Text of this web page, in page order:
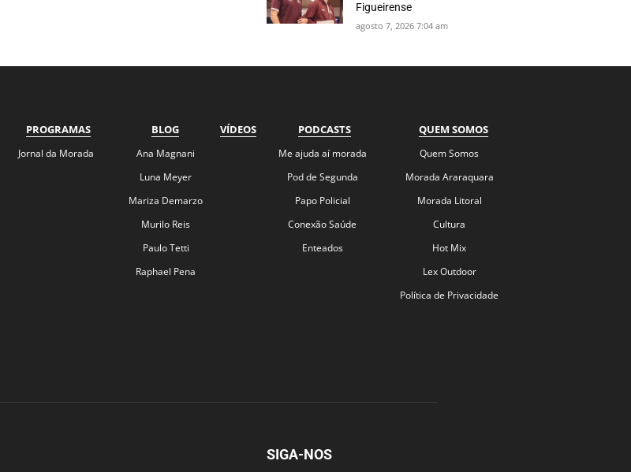
Figueirense
agosto 7, 2026 7:04 am
PROGRAMAS
Jornal da Morada
BLOG
Ana Magnani
Luna Meyer
Mariza Demarzo
Murilo Reis
Paulo Tetti
Raphael Pena
VÍDEOS PODCASTS
Me ajuda aí morada
Pod de Segunda
Papo Policial
Conexão Saúde
Enteados
QUEM SOMOS
Quem Somos
Morada Araraquara
Morada Litoral
Cultura
Hot Mix
Lex Outdoor
Política de Privacidade
SIGA-NOS